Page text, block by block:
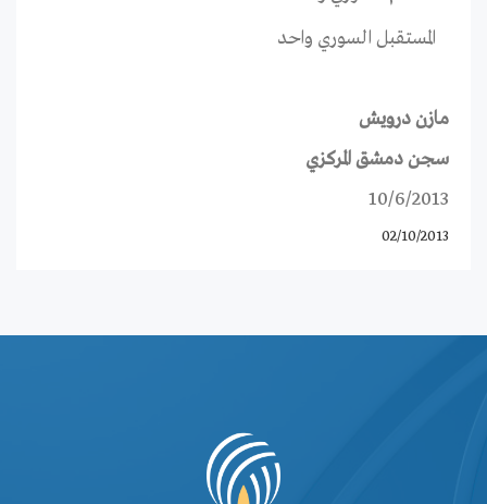
المستقبل السوري واحد
مازن درويش
سجن دمشق المركزي
10/6/2013
02/10/2013